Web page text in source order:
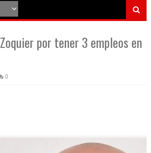
por tener 3 empleos en
0